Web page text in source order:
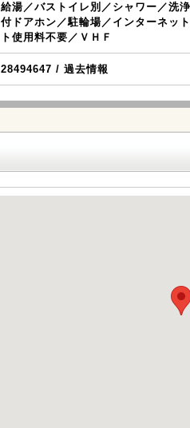
給湯／バストイレ別／シャワー／洗
付ドアホン／駐輪場／インターネッ
ト使用料不要／ＶＨＦ
28494647 / 過去情報